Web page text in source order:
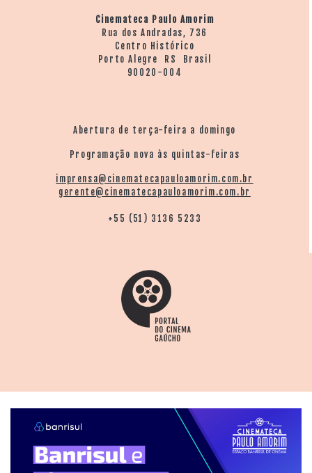
Cinemateca Paulo Amorim
Rua dos Andradas, 736
Centro Histórico
Porto Alegre RS Brasil
90020-004
Abertura de terça-feira a domingo
Programação nova às quintas-feiras
imprensa@cinematecapauloamorim.com.br
gerente@cinematecapauloamorim.com.br
+55 (51) 3136 5233